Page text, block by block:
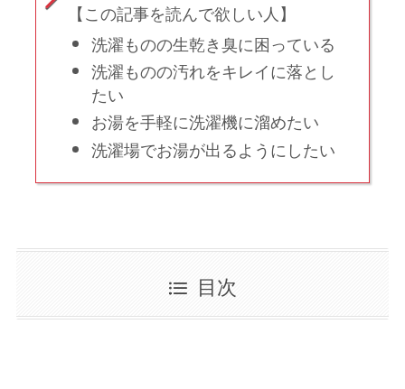
【この記事を読んで欲しい人】
洗濯ものの生乾き臭に困っている
洗濯ものの汚れをキレイに落とし
たい
お湯を手軽に洗濯機に溜めたい
洗濯場でお湯が出るようにしたい
目次